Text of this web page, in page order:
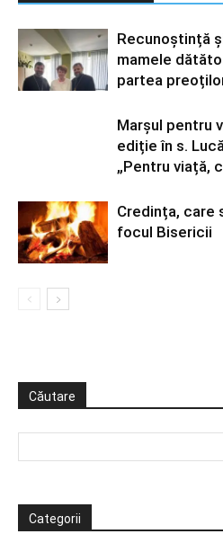
Recunoștință
mamele
partea
Marșul pentru
ediție în s.
„Pentru viață,
Credința, care
focul Bisericii
Căutare
Categorii